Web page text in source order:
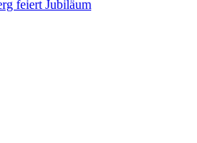
feiert Jubiläum